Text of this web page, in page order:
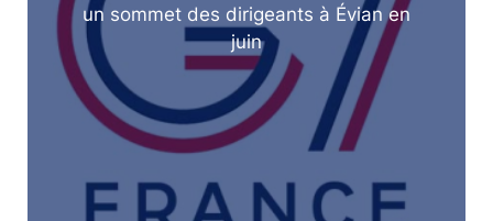
un sommet des dirigeants à Évian en
juin